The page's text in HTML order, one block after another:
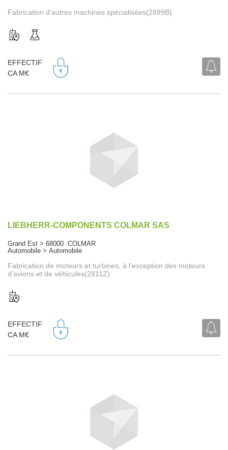
Fabrication d'autres machines spécialisées(2899B)
EFFECTIF
CA M€
LIEBHERR-COMPONENTS COLMAR SAS
Grand Est > 68000 COLMAR
Automobile > Automobile
Fabrication de moteurs et turbines, à l'exception des moteurs
d’avions et de véhicules(2811Z)
EFFECTIF
CA M€